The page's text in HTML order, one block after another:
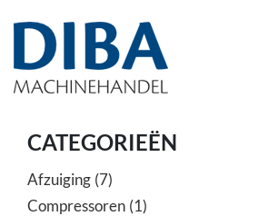
CATEGORIEËN
Afzuiging 7
Compressoren 1